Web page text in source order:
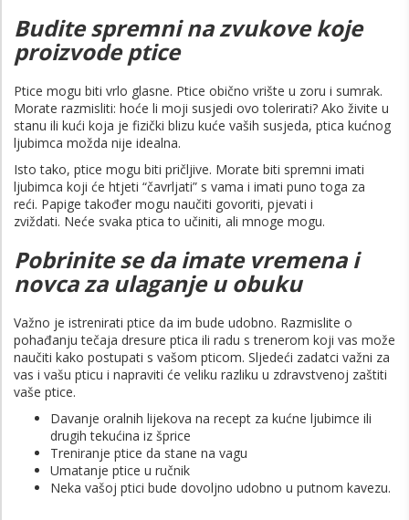
Budite spremni na zvukove koje
proizvode ptice
Ptice mogu biti vrlo glasne. Ptice obično vrište u zoru i sumrak.
Morate razmisliti: hoće li moji susjedi ovo tolerirati? Ako živite u
stanu ili kući koja je fizički blizu kuće vaših susjeda, ptica kućnog
ljubimca možda nije idealna.
Isto tako, ptice mogu biti pričljive. Morate biti spremni imati
ljubimca koji će htjeti “čavrljati” s vama i imati puno toga za
reći. Papige također mogu naučiti govoriti, pjevati i
zviždati. Neće svaka ptica to učiniti, ali mnoge mogu.
Pobrinite se da imate vremena i
novca za ulaganje u obuku
Važno je istrenirati ptice da im bude udobno. Razmislite o
pohađanju tečaja dresure ptica ili radu s trenerom koji vas može
naučiti kako postupati s vašom pticom. Sljedeći zadatci važni za
vas i vašu pticu i napraviti će veliku razliku u zdravstvenoj zaštiti
vaše ptice.
Davanje oralnih lijekova na recept za kućne ljubimce ili
drugih tekućina iz šprice
Treniranje ptice da stane na vagu
Umatanje ptice u ručnik
Neka vašoj ptici bude dovoljno udobno u putnom kavezu.